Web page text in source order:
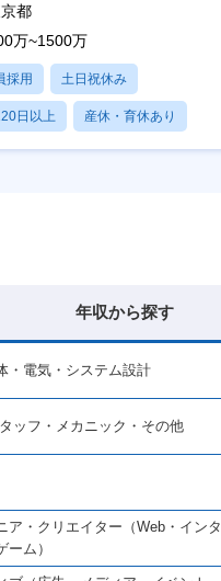
都
万~1500万
採用 土日祝休み
日以上 産休・育休あり
り
年収から探す
・電気・システム設計
ッフ・メカニック・その他
ア・クリエイター（Web・インタ
ーム）